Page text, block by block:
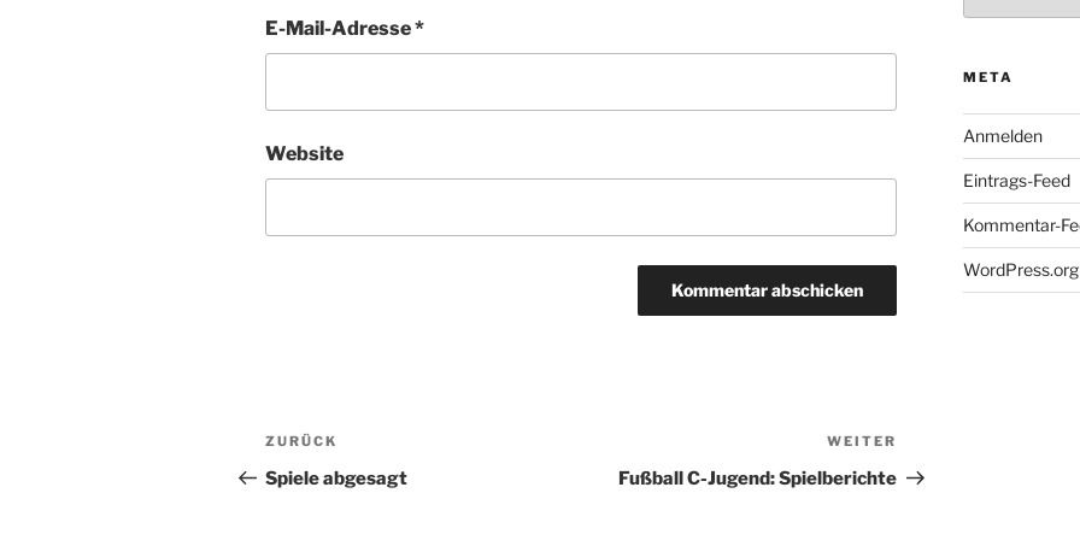
E-Mail-Adresse*
Website
Beitragsnavigation
Vorheriger
Beitrag
ZURÜCK
Spiele abgesagt
Beitrag
WEITER
Fußball C-Jugend: Spielberichte
META
Anmelden
Eintrags-Feed
Kommentar-
WordPress.org